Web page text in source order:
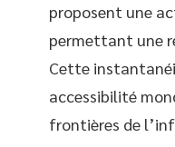
proposent une
permettant une
Cette
accessibilité
frontières de